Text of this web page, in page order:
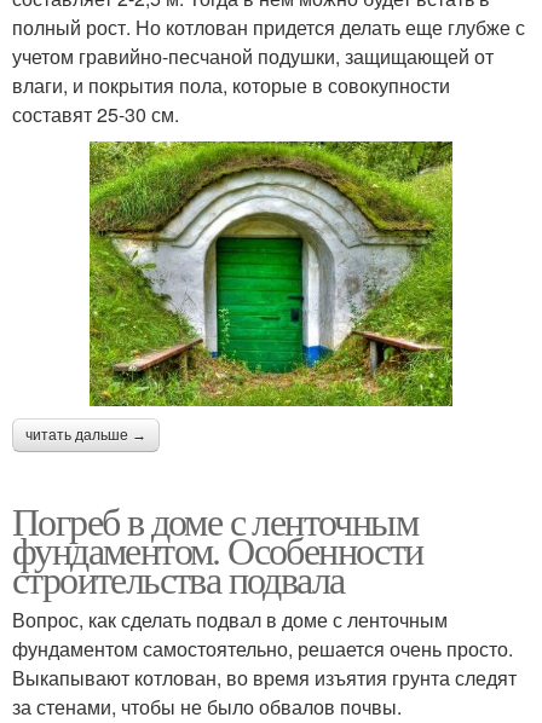
полный рост. Но котлован придется делать еще глубже с
учетом гравийно-песчаной подушки, защищающей от
влаги, и покрытия пола, которые в совокупности
составят 25-30 см.
читать дальше →
Погреб в доме с ленточным
фундаментом. Особенности
строительства подвала
Вопрос, как сделать подвал в доме с ленточным
фундаментом самостоятельно, решается очень просто.
Выкапывают котлован, во время изъятия грунта следят
за стенами, чтобы не было обвалов почвы.